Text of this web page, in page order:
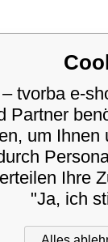
tvorba e-
Partner
um
Ihre
"Ja, ich